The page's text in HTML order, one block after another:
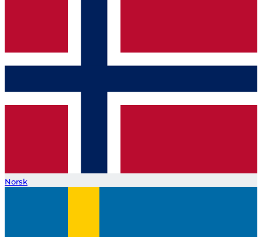
Norsk